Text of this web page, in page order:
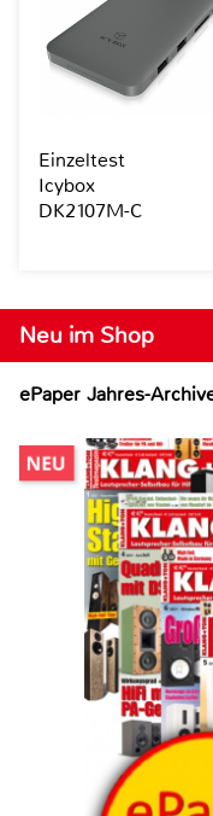
Neu im Shop
ePaper Jahres-
Einzeltest
Icybox
DK2107M-C